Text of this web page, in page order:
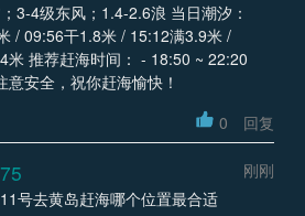
3-4级东风；1.4-2.6浪 当日潮汐：
/ 09:56干1.8米 / 15:12满3.9米 /
米 推荐赶海时间： - 18:50 ~ 22:20
意安全，祝你赶海愉快！
0 回复
刚刚
号去黄岛赶海哪个位置最合适